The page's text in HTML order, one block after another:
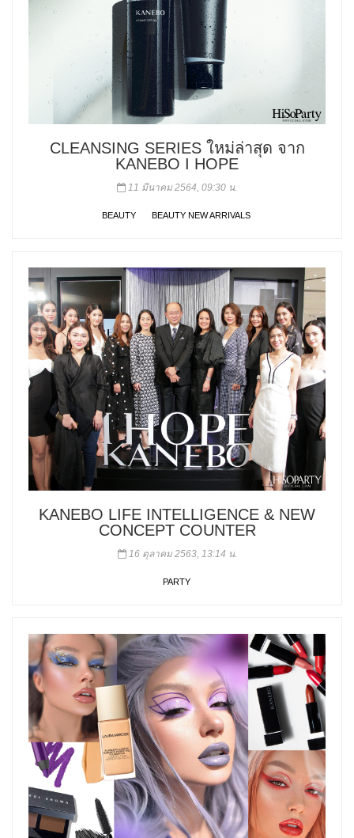
CLEANSING SERIES ใหม่ล่าสุด จาก
KANEBO I HOPE
11 มีนาคม 2564, 09:30 น.
BEAUTY BEAUTY NEW ARRIVALS
KANEBO LIFE INTELLIGENCE & NEW
CONCEPT COUNTER
16 ตุลาคม 2563, 13:14 น.
PARTY